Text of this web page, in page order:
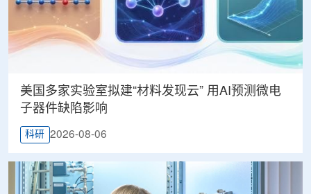
美国多家实验室拟建“材料发现云” 用AI预测微电
子器件缺陷影响
科研 2026-08-06